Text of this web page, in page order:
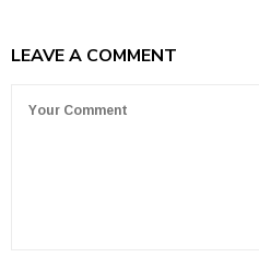
LEAVE A COMMENT